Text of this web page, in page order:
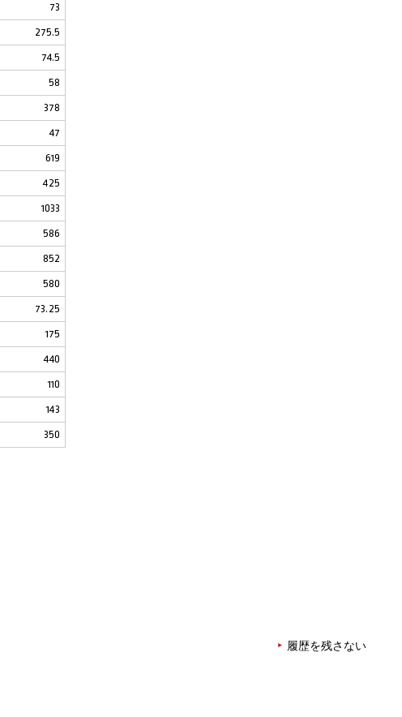
73
275.5
74.5
58
378
47
619
425
1033
586
852
580
73.25
175
440
110
143
350
履歴を残さない